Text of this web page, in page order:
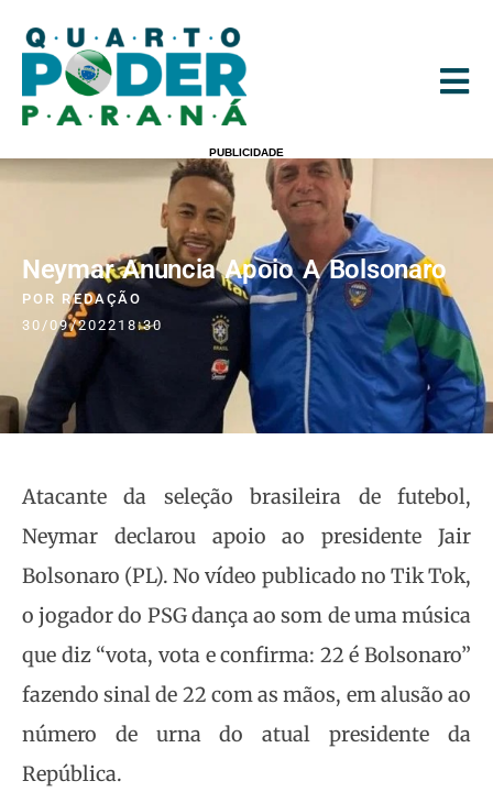
PUBLICIDADE
Neymar Anuncia Apoio A Bolsonaro
POR REDAÇÃO
30/09/2022 18:30
Atacante da seleção brasileira de futebol,
Neymar declarou apoio ao presidente Jair
Bolsonaro (PL). No vídeo publicado no Tik Tok,
o jogador do PSG dança ao som de uma música
que diz “vota, vota e confirma: 22 é Bolsonaro”
fazendo sinal de 22 com as mãos, em alusão ao
número de urna do atual presidente da
República.